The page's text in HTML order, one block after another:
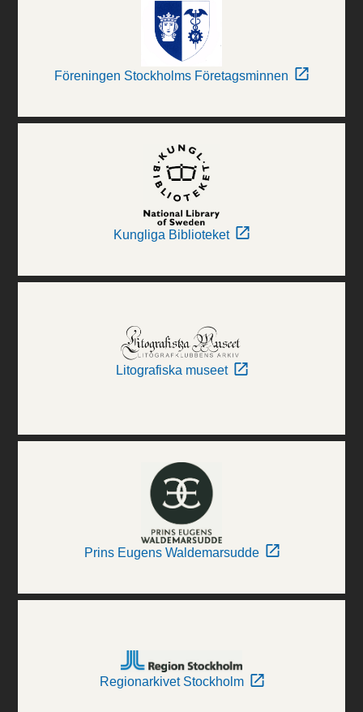
Föreningen Stockholms Företagsminnen
Kungliga Biblioteket
Litografiska museet
Prins Eugens Waldemarsudde
Regionarkivet Stockholm